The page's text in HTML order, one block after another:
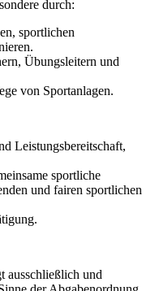
durch:
sportlichen
Übungsleitern und
von Sportanlagen.
Leistungsbereitschaft,
sportliche
und fairen sportlichen
und